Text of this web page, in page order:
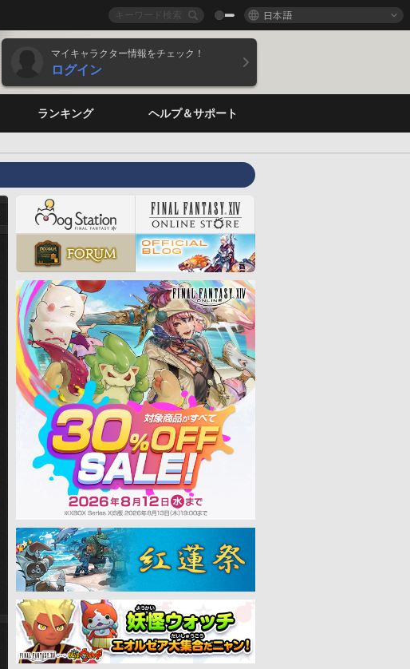
日本語
マイキャラクター情報をチェック！
ログイン
ランキング ヘルプ＆サポート